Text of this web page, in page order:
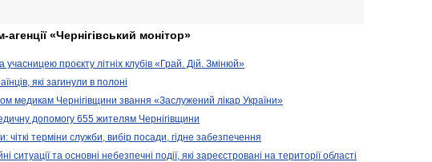
«Чернігівський монітор»
учасницею проєкту літніх клубів «Грай. Дій. Змінюй»
які загинули в полоні
медикам Чернігівщини звання «Заслужений лікар України»
допомогу 655 жителям Чернігівщини
чіткі терміни служби, вибір посади, гідне забезпечення
ситуації та основні небезпечні події, які зареєстровані на території області